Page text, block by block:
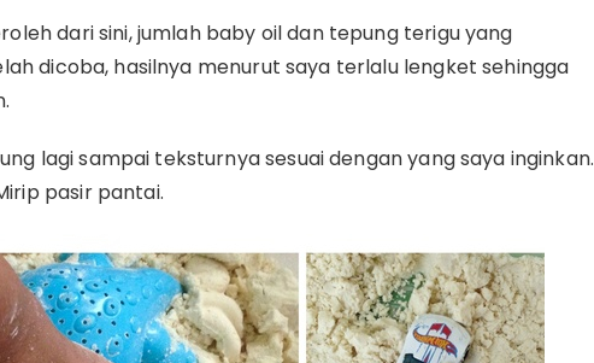
dari sini, jumlah baby oil dan tepung terigu yang
dicoba, hasilnya menurut saya terlalu lengket sehingga
lagi sampai teksturnya sesuai dengan yang saya inginkan.
pasir pantai.